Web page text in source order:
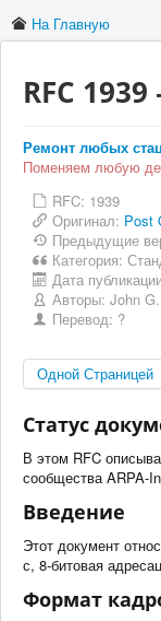
На Главную
RFC
Ремонт любых
Поменяем любую
RFC: 1939
Оригинал: Post
Предыдущие
Категория:
Дата
Авторы: John
Перевод: ?
Одной Страницей
Статус
В этом RFC
сообщества ARPA-
Введение
Этот документ
с, 8-битовая
Формат